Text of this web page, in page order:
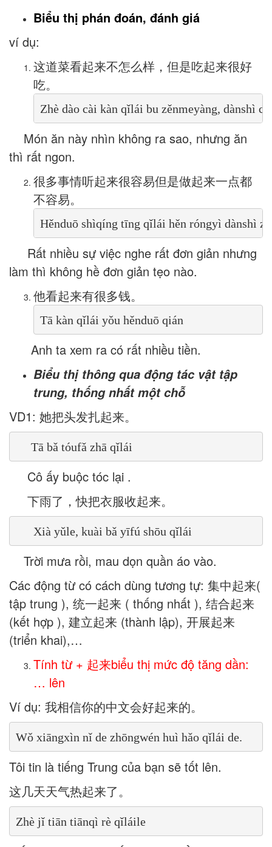
Biểu thị phán đoán, đánh giá
ví dụ:
这道菜看起来不怎么样，但是吃起来很好
吃。
Zhè dào cài kàn qǐlái bu zěnmeyàng, dànshì
Món ăn này nhìn không ra sao, nhưng ăn
thì rất ngon.
很多事情听起来很容易但是做起来一点都
不容易。
Hěnduō shìqíng tīng qǐlái hěn róngyì dànshì
Rất nhiều sự việc nghe rất đơn giản nhưng
làm thì không hề đơn giản tẹo nào.
他看起来有很多钱。
Tā kàn qǐlái yǒu hěnduō qián
Anh ta xem ra có rất nhiều tiền.
Biểu thị thông qua động tác vật tập
trung, thống nhấtmột chỗ
VD1: 她把头发扎起来。
     Tā bǎ tóufǎ zhā qǐlái
Cô ấy buộc tóc lại .
下雨了，快把衣服收起来。
Xià yǔle, kuài bǎ yīfú shōu qǐlái
Trời mưa rồi, mau dọn quần áo vào.
Các động từ có cách dùng tương tự: 集中起来(
tập trung ), 统一起来 ( thống nhất ), 结合起来
(kết hợp ), 建立起来 (thành lập), 开展起来
(triển khai),…
Tính từ + 起来biểu thị mức độ tăng dần:
… lên
Ví dụ: 我相信你的中文会好起来的。
Wǒ xiāngxìn nǐ de zhōngwén huì hǎo qǐlái de.
Tôi tin là tiếng Trung của bạn sẽ tốt lên.
这几天天气热起来了。
Zhè jǐ tiān tiānqì rè qǐláile